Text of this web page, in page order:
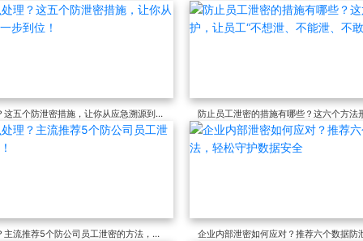
住核心数据
五个防泄密措施，让你从应急溯源到长
防止员工泄密的措施有哪些？这六个方法
工“不想泄、不能泄、不敢泄”
流推荐5个防公司员工泄密的方法，大
企业内部泄密如何应对？推荐六个数据防